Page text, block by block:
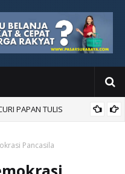
PAPAN TULIS
Pancasila